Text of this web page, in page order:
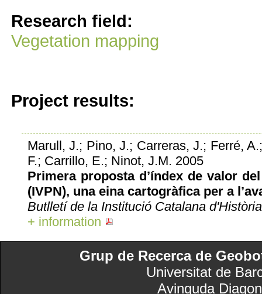
Research field:
Vegetation mapping
Project results:
Marull, J.; Pino, J.; Carreras, J.; Ferré,
F.; Carrillo, E.; Ninot, J.M. 2005
Primera proposta d’índex de valor
(IVPN), una eina cartogràfica per a
Butlletí de la Institució Catalana
+ information
Grup de Recerca de
Universitat de
Avinguda